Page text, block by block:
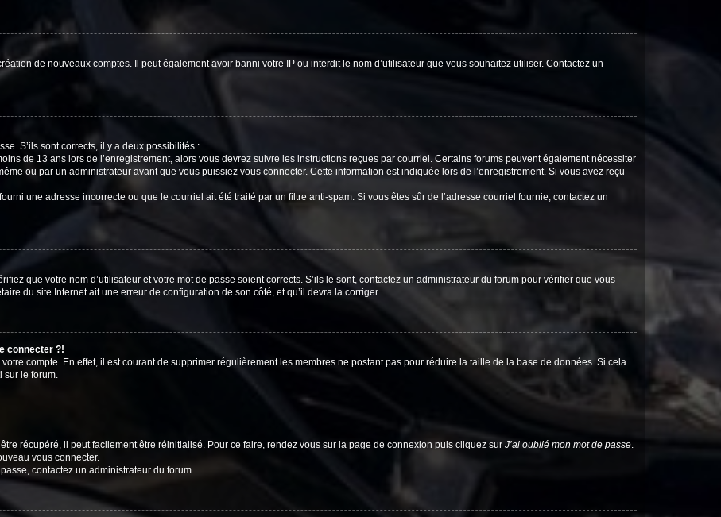
de nouveaux comptes. Il peut également avoir banni votre IP ou interdit le nom d’utilisateur que vous souhaitez utiliser. Contactez un
S’ils sont corrects, il y a deux possibilités :
de 13 ans lors de l’enregistrement, alors vous devrez suivre les instructions reçues par courriel. Certains forums peuvent également nécessiter
ou par un administrateur avant que vous puissiez vous connecter. Cette information est indiquée lors de l’enregistrement. Si vous avez reçu
une adresse incorrecte ou que le courriel ait été traité par un filtre anti-spam. Si vous êtes sûr de l’adresse courriel fournie, contactez un
que votre nom d’utilisateur et votre mot de passe soient corrects. S’ils le sont, contactez un administrateur du forum pour vérifier que vous
du site Internet ait une erreur de configuration de son côté, et qu’il devra la corriger.
connecter ?!
compte. En effet, il est courant de supprimer régulièrement les membres ne postant pas pour réduire la taille de la base de données. Si cela
sur le forum.
récupéré, il peut facilement être réinitialisé. Pour ce faire, rendez vous sur la page de connexion puis cliquez sur J’ai oublié mon mot de passe.
vous connecter.
contactez un administrateur du forum.